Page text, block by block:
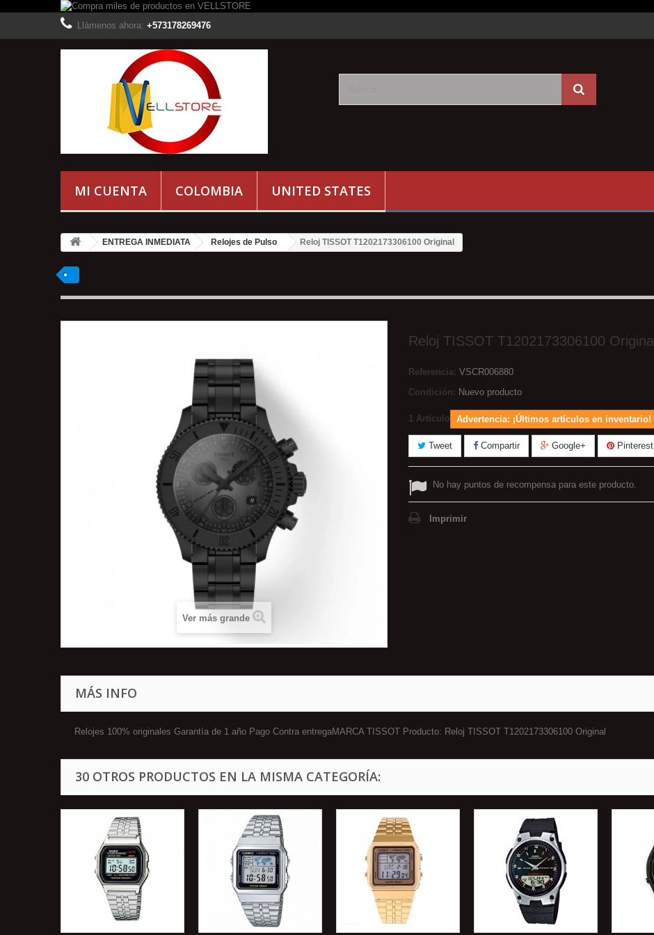
Llámenos ahora: +573178269476
MI CUENTA COLOMBIA UNITED STATES
ENTREGA INMEDIATA Relojes de Pulso Reloj TISSOT T1202173306100 Original
Ver más grande
Reloj TISSOT T1202173306100 Original
Referencia: VSCR006880
Condición: Nuevo producto
1 Artículo Advertencia: ¡Últimos artículos en inventario!
Tweet Compartir Google+ Pinterest
No hay puntos de recompensa para este producto.
Imprimir
MÁS INFO
Relojes 100% originales Garantía de 1 año Pago Contra entregaMARCA TISSOT Producto: Reloj TISSOT T1202173306100 Original
30 OTROS PRODUCTOS EN LA MISMA CATEGORÍA: